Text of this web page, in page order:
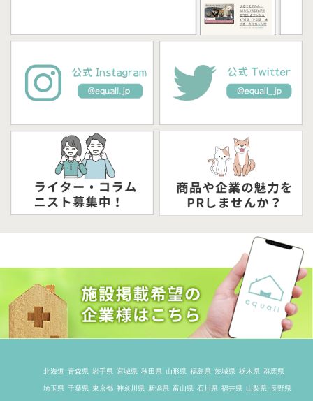
北海道 青森県 岩手県 宮城県 秋田県 山形県 福島県 茨城県 栃木県 群馬県
埼玉県 千葉県 東京都 神奈川県 新潟県 富山県 石川県 福井県 山梨県 長野県